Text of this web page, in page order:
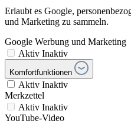
Erlaubt es Google,
und Marketing zu sammeln.
Google Werbung und Marketing
Aktiv Inaktiv
Komfortfunktionen
Aktiv Inaktiv
Merkzettel
Aktiv Inaktiv
YouTube-Video